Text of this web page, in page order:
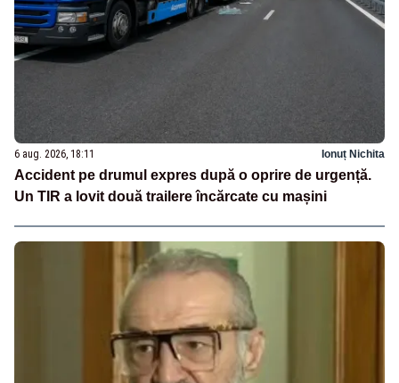
6 aug. 2026, 18:11 Ionuț Nichita
Accident pe drumul expres după o oprire de urgență.
Un TIR a lovit două trailere încărcate cu mașini